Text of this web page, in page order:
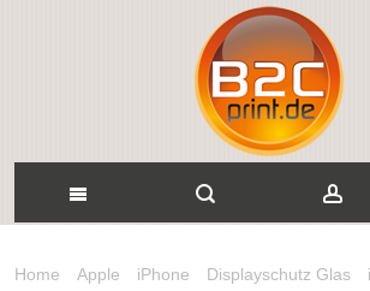
Home Apple iPhone Displayschutz Glas